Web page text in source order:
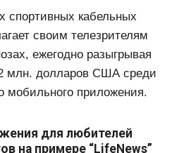
спортивных кабельных
своим телезрителям
ежегодно разыгрывая
млн. долларов США среди
мобильного приложения.
для любителей
на примере “LifeNews”